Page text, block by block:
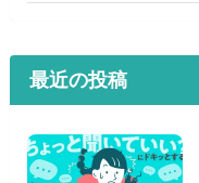
最近の投稿